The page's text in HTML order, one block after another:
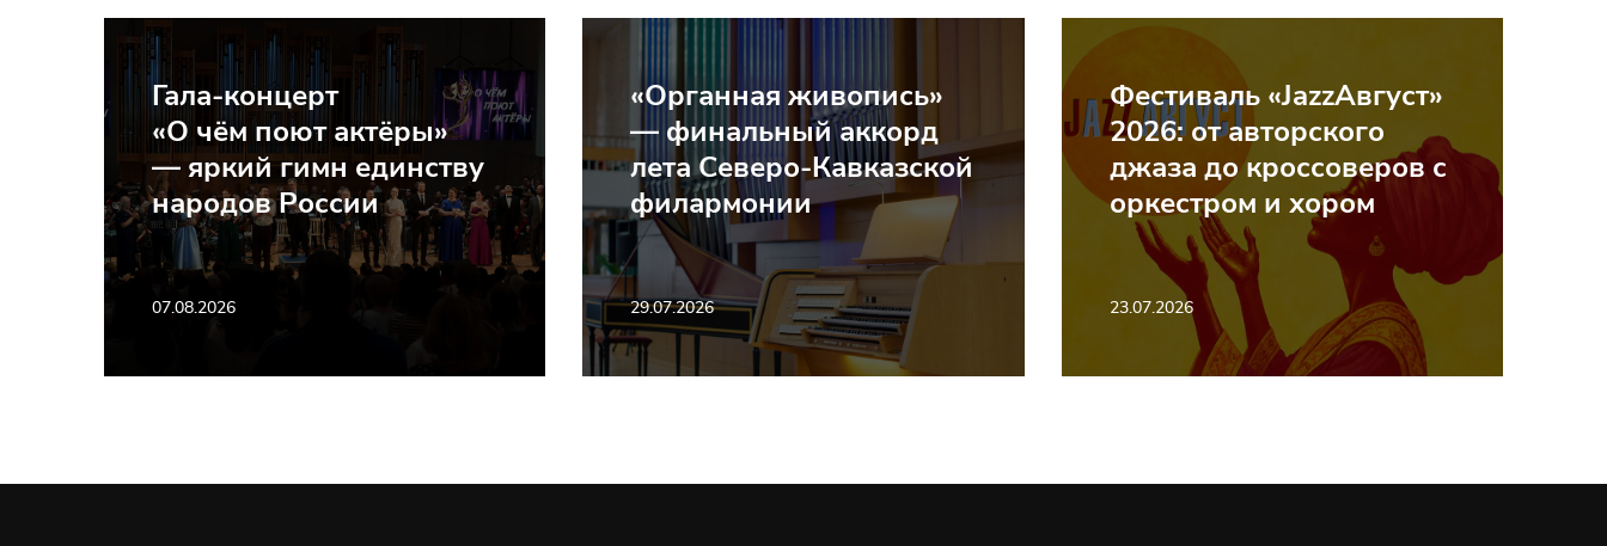
Гала-концерт
«О чём поют актёры»
— яркий гимн единству
народов России
07.08.2026
«Органная живопись»
— финальный аккорд
лета Северо-Кавказской
филармонии
29.07.2026
Фестиваль «JazzАвгуст»
2026: от авторского
джаза до кроссоверов с
оркестром и хором
23.07.2026